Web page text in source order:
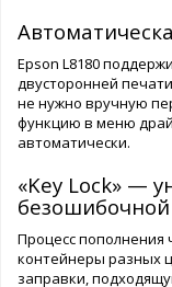
Epson L8180
двусторонней
не нужно вручную
функцию в меню
автоматически.
«Key Lock» —
Процесс
контейнеры разных
заправки,